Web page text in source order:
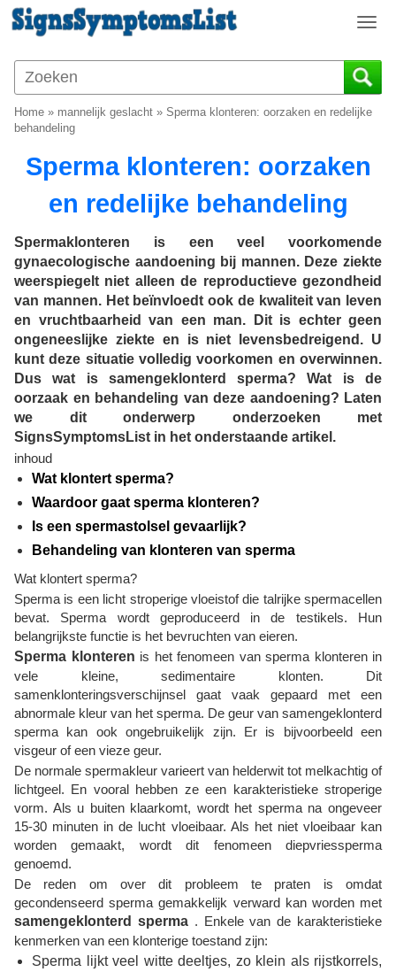
T
g
g
a
v
a
t
i
o
n
Home » mannelijk geslacht » Sperma klonteren: oorzaken en redelijke
behandeling
Sperma klonteren: oorzaken
en redelijke behandeling
Spermaklonteren is een veel voorkomende
gynaecologische aandoening bij mannen. Deze ziekte
weerspiegelt niet alleen de reproductieve gezondheid
van mannen. Het beïnvloedt ook de kwaliteit van leven
en vruchtbaarheid van een man. Dit is echter geen
ongeneeslijke ziekte en is niet levensbedreigend. U
kunt deze situatie volledig voorkomen en overwinnen.
Dus wat is samengeklonterd sperma? Wat is de
oorzaak en behandeling van deze aandoening? Laten
we dit onderwerp onderzoeken met
SignsSymptomsList in het onderstaande artikel.
inhoud
Wat klontert sperma?
Waardoor gaat sperma klonteren?
Is een spermastolsel gevaarlijk?
Behandeling van klonteren van sperma
Wat klontert sperma?
Sperma is een licht stroperige vloeistof die talrijke spermacellen
bevat. Sperma wordt geproduceerd in de testikels. Hun
belangrijkste functie is het bevruchten van eieren.
Sperma klonteren is het fenomeen van sperma klonteren in
vele kleine, sedimentaire klonten. Dit
samenklonteringsverschijnsel gaat vaak gepaard met een
abnormale kleur van het sperma. De geur van samengeklonterd
sperma kan ook ongebruikelijk zijn. Er is bijvoorbeeld een
visgeur of een vieze geur.
De normale spermakleur varieert van helderwit tot melkachtig of
lichtgeel. En vooral hebben ze een karakteristieke stroperige
vorm. Als u buiten klaarkomt, wordt het sperma na ongeveer
15-30 minuten in de lucht vloeibaar. Als het niet vloeibaar kan
worden gemaakt, wordt dit fenomeen diepvriessperma
genoemd.
De reden om over dit probleem te praten is omdat
gecondenseerd sperma gemakkelijk verward kan worden met
samengeklonterd sperma. Enkele van de karakteristieke
kenmerken van een klonterige toestand zijn:
Sperma lijkt veel witte deeltjes, zo klein als rijstkorrels,